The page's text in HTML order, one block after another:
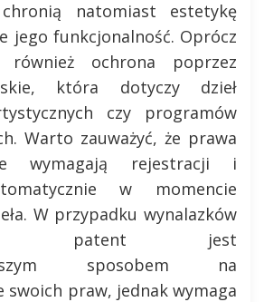
chronią natomiast estetykę
jego funkcjonalność. Oprócz
ochrona poprzez
która dotyczy dzieł
czy programów
Warto zauważyć, że prawa
wymagają rejestracji i
w momencie
W przypadku wynalazków
patent jest
sposobem na
swoich praw, jednak wymaga